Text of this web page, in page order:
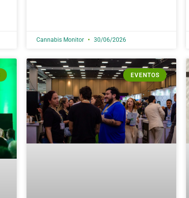
Cannabis Monitor 30/06/2026
EVENTOS